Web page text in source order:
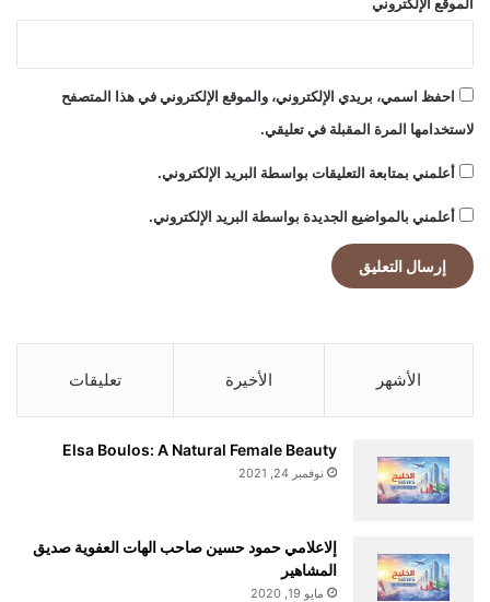
collaboration, and unwavering
dreams.
alkhaleej-news.net — Empowering Dreams: The Story
s
احفظ اسمي، بريدي الإلكتروني، والموقع الإلكتروني في هذا المتصفح
لاستخدامها المرة المقبلة في تعليقي.
أعلمني بمتابعة التعليقات بواسطة البريد الإلكتروني.
أعلمني بالمواضيع الجديدة بواسطة البريد الإلكتروني.
الأشهر الأخيرة تعليقات
Elsa Boulos: A Natural Female Beauty
نوفمبر 24, 2021
إلاعلامي حمود حسين صاحب الهات العفوية صديق
المشاهير
مايو 19, 2020